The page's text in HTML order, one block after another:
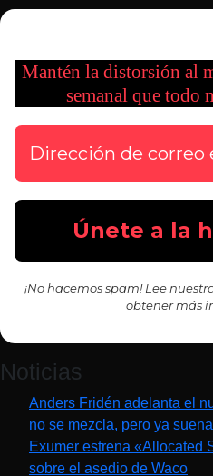
Mantén la distorsión al
semanal que todo
¡No hacemos spam! Lee
obtener más
Noticias
Anders Fridén adelanta el
no se mezcla, pero ya
Exumer estrena «Allocated
sobre el asedio de Waco